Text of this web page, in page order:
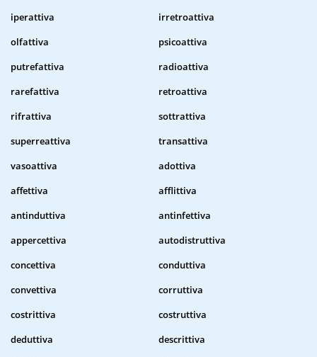
iperattiva
irretroattiva
olfattiva
psicoattiva
putrefattiva
radioattiva
rarefattiva
retroattiva
rifrattiva
sottrattiva
superreattiva
transattiva
vasoattiva
adottiva
affettiva
afflittiva
antinduttiva
antinfettiva
appercettiva
autodistruttiva
concettiva
conduttiva
convettiva
corruttiva
costrittiva
costruttiva
deduttiva
descrittiva